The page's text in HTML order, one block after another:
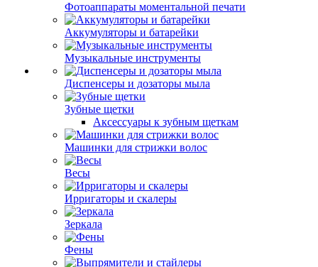
Фотоаппараты моментальной печати
Аккумуляторы и батарейки
Музыкальные инструменты
Диспенсеры и дозаторы мыла
Зубные щетки
Аксессуары к зубным щеткам
Машинки для стрижки волос
Весы
Ирригаторы и скалеры
Зеркала
Фены